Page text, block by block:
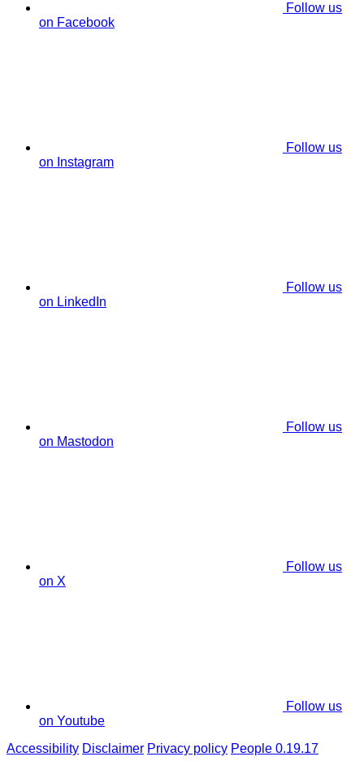
Follow us
on Facebook
Follow us
on Instagram
Follow us
on LinkedIn
Follow us
on Mastodon
Follow us
on X
Follow us
on Youtube
Accessibility Disclaimer Privacy policy People 0.19.17